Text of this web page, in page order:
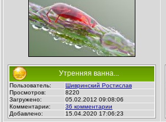
Утренняя ванна...
Пользователь:
Шивринский Ростислав
Просмотров:
8220
Загружено:
05.02.2012 09:08:06
Комментарии:
36 комментарии
Добавлено:
15.04.2020 17:06:23